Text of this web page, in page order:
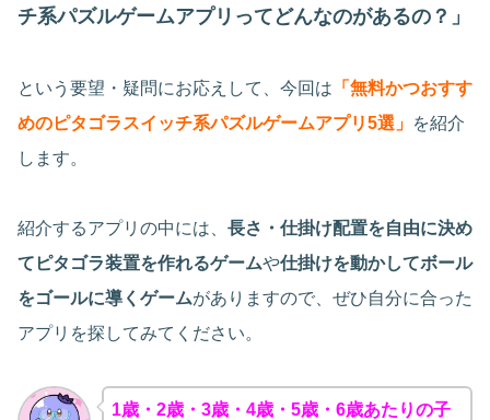
チ系パズルゲームアプリってどんなのがあるの？」
という要望・疑問にお応えして、今回は 「無料かつおすす
めのピタゴラスイッチ系パズルゲームアプリ5選」 を紹介
します。
紹介するアプリの中には、 長さ・仕掛け配置を自由に決め
てピタゴラ装置を作れるゲームや仕掛けを動かしてボール
をゴールに導くゲームがありますので、ぜひ自分に合った
アプリを探してみてください。
1歳・2歳・3歳・4歳・5歳・6歳あたりの子